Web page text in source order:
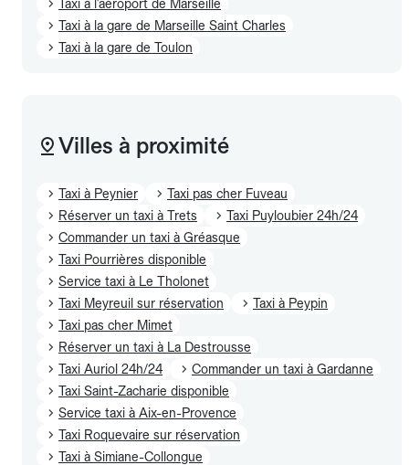
Taxi à l'aéroport de Marseille
Taxi à la gare de Marseille Saint Charles
Taxi à la gare de Toulon
Villes à proximité
Taxi à Peynier
Taxi pas cher Fuveau
Réserver un taxi à Trets
Taxi Puyloubier 24h/24
Commander un taxi à Gréasque
Taxi Pourrières disponible
Service taxi à Le Tholonet
Taxi Meyreuil sur réservation
Taxi à Peypin
Taxi pas cher Mimet
Réserver un taxi à La Destrousse
Taxi Auriol 24h/24
Commander un taxi à Gardanne
Taxi Saint-Zacharie disponible
Service taxi à Aix-en-Provence
Taxi Roquevaire sur réservation
Taxi à Simiane-Collongue